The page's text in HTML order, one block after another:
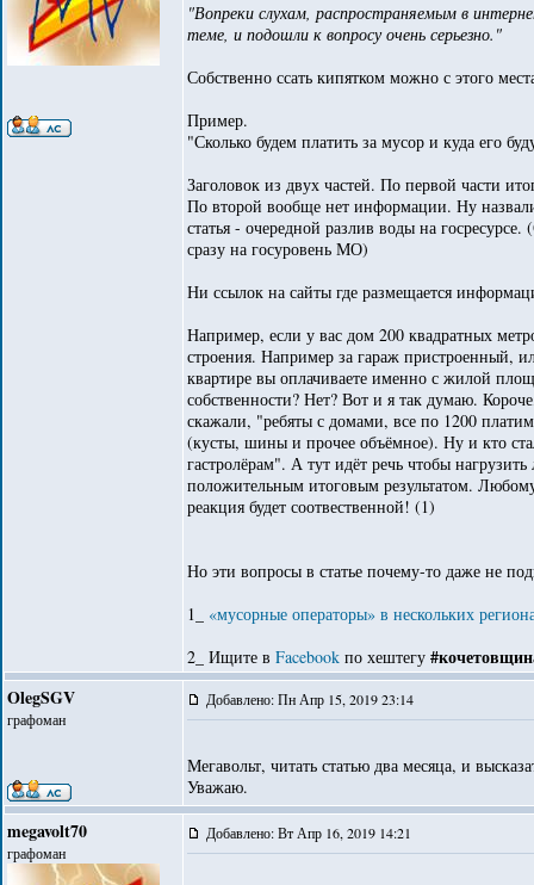
"Вопреки слухам, распространяемым в
теме, и подошли к вопросу очень серьезно."
Собственно ссать кипятком можно с этого
Пример.
"Сколько будем платить за мусор и куда его
Заголовок из двух частей. По первой части
По второй вообще нет информации. Ну
статья - очередной разлив воды на
сразу на госуровень МО)
Ни ссылок на сайты где размещается
Например, если у вас дом 200 квадратных
строения. Например за гараж пристроенный,
квартире вы оплачиваете именно с жилой
собственности? Нет? Вот и я так думаю.
скажали, "ребяты с домами, все по 1200
(кусты, шины и прочее объёмное). Ну и кто
гастролёрам". А тут идёт речь чтобы
положительным итоговым результатом.
реакция будет соотвественной! (1)
Но эти вопросы в статье почему-то даже не
1_ «мусорные операторы» в нескольких
2_ Ищите в Facebook по хештегу
OlegSGV
графоман
Добавлено: Пн Апр 15, 2019 23:14
Мегавольт, читать статью два месяца, и
Уважаю.
megavolt70
графоман
Добавлено: Вт Апр 16, 2019 14:21